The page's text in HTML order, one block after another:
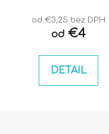
od €3,25 bez DPH
od€4
DETAIL